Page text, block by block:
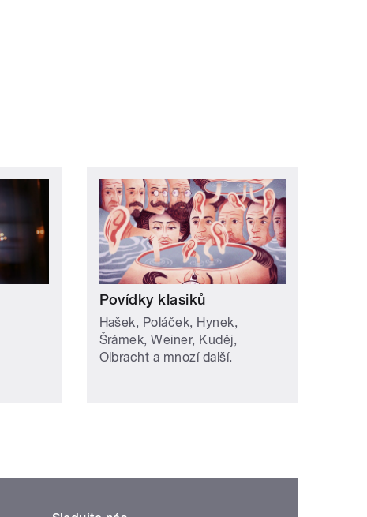
Povídky klasiků
Hašek, Poláček, Hynek,
Šrámek, Weiner, Kuděj,
Olbracht a mnozí další.